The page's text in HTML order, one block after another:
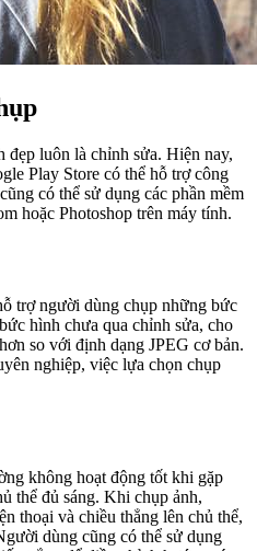
đẹp luôn là chỉnh sửa. Hiện nay,
Play Store có thể hỗ trợ công
có thể sử dụng các phần mềm
hoặc Photoshop trên máy tính.
trợ người dùng chụp những bức
hình chưa qua chỉnh sửa, cho
so với định dạng JPEG cơ bản.
nghiệp, việc lựa chọn chụp
không hoạt động tốt khi gặp
thể đủ sáng. Khi chụp ảnh,
thoại và chiều thẳng lên chủ thể,
dùng cũng có thể sử dụng